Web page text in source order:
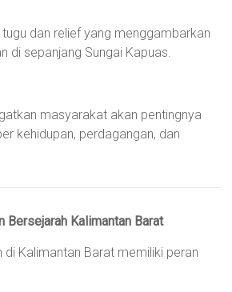
dan relief yang menggambarkan
di sepanjang Sungai Kapuas.
masyarakat akan pentingnya
kehidupan, perdagangan, dan
Bersejarah Kalimantan Barat
di Kalimantan Barat memiliki peran